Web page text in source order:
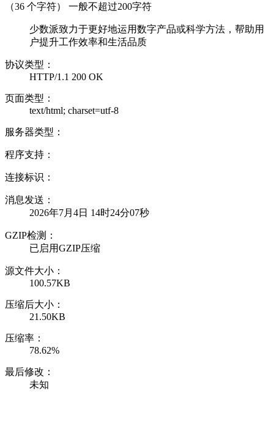
（36 个字符） 一般不超过200字符
少数派致力于更好地运用数字产品或科学方法，帮助用
户提升工作效率和生活品质
协议类型：
HTTP/1.1 200 OK
页面类型：
text/html; charset=utf-8
服务器类型：
程序支持：
连接标识：
消息发送：
2026年7月4日 14时24分07秒
GZIP检测：
已启用GZIP压缩
源文件大小：
100.57KB
压缩后大小：
21.50KB
压缩率：
78.62%
最后修改：
未知